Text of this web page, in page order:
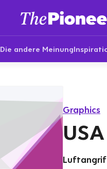
Die andere Meinung
Graphics